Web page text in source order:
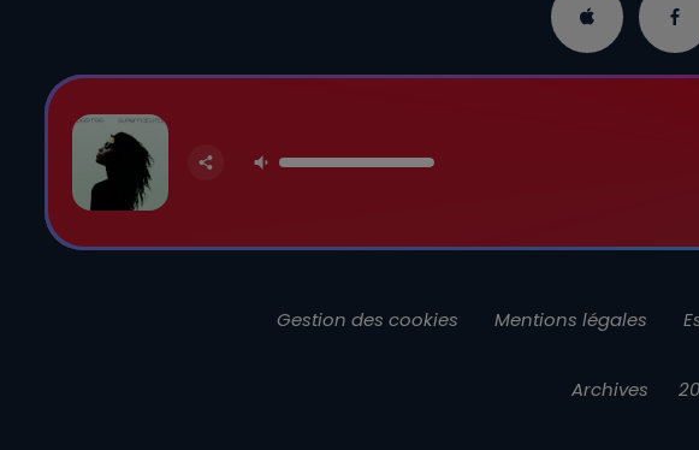
Gestion des cookies Mentions légales
Archives